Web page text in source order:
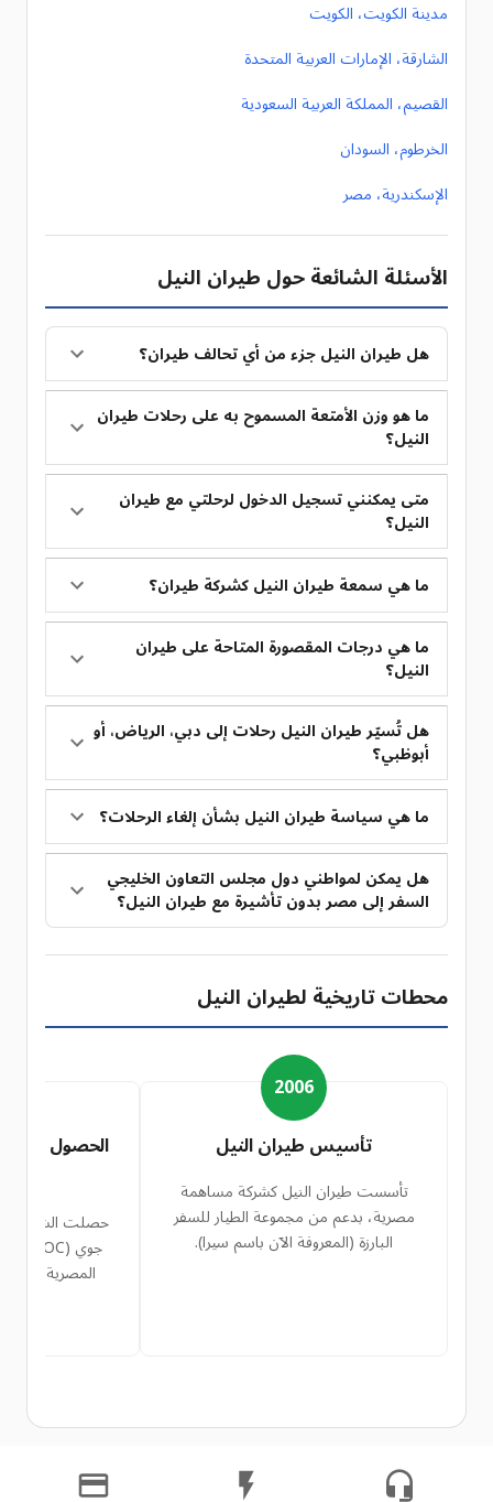
مدينة الكويت، الكويت
الشارقة، الإمارات العربية المتحدة
القصيم، المملكة العربية السعودية
الخرطوم، السودان
الإسكندرية، مصر
الأسئلة الشائعة حول طيران النيل
هل طيران النيل جزء من أي تحالف طيران؟
ما هو وزن الأمتعة المسموح به على رحلات طيران
النيل؟
متى يمكنني تسجيل الدخول لرحلتي مع طيران
النيل؟
ما هي سمعة طيران النيل كشركة طيران؟
ما هي درجات المقصورة المتاحة على طيران
النيل؟
هل تُسيّر طيران النيل رحلات إلى دبي، الرياض، أو
أبوظبي؟
ما هي سياسة طيران النيل بشأن إلغاء الرحلات؟
هل يمكن لمواطني دول مجلس التعاون الخليجي
السفر إلى مصر بدون تأشيرة مع طيران النيل؟
محطات تاريخية لطيران النيل
2006
تأسيس طيران النيل
تأسست طيران النيل كشركة مساهمة
مصرية، بدعم من مجموعة الطيار للسفر
البارزة (المعروفة الآن باسم سيرا).
الحصول
حصلت الشركة
المصرية، مما